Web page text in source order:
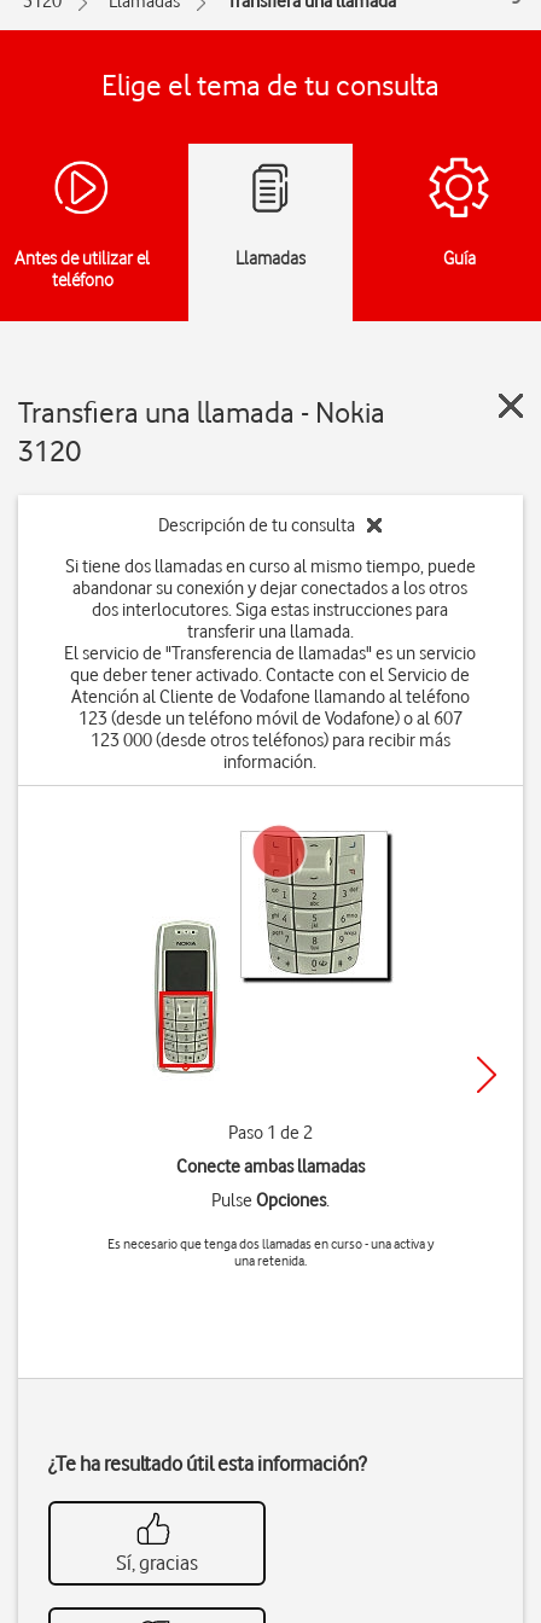
Elige el tema de tu consulta
Antes de utilizar el
teléfono
Llamadas Guía
Transfiera una llamada - Nokia
3120
Descripción de tu consulta
Si tiene dos llamadas en curso al mismo tiempo, puede
abandonar su conexión y dejar conectados a los otros
dos interlocutores. Siga estas instrucciones para
transferir una llamada.
El servicio de "Transferencia de llamadas" es un servicio
que deber tener activado. Contacte con el Servicio de
Atención al Cliente de Vodafone llamando al teléfono
123 (desde un teléfono móvil de Vodafone) o al 607
123 000 (desde otros teléfonos) para recibir más
información.
Paso 1 de 2
Conecte ambas llamadas
Pulse Opciones.
Es necesario que tenga dos llamadas en curso - una activa y
una retenida.
¿Te ha resultado útil esta información?
Sí, gracias